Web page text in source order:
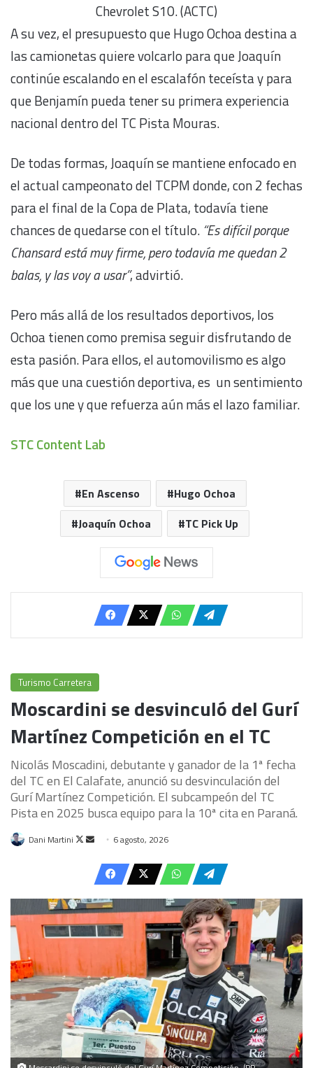
Chevrolet S10. (ACTC)
A su vez, el presupuesto que Hugo Ochoa destina a
las camionetas quiere volcarlo para que Joaquín
continúe escalando en el escalafón teceísta y para
que Benjamín pueda tener su primera experiencia
nacional dentro del TC Pista Mouras.
De todas formas, Joaquín se mantiene enfocado en
el actual campeonato del TCPM donde, con 2 fechas
para el final de la Copa de Plata, todavía tiene
chances de quedarse con el título. “Es difícil porque
Chansard está muy firme, pero todavía me quedan 2
balas, y las voy a usar”, advirtió.
Pero más allá de los resultados deportivos, los
Ochoa tienen como premisa seguir disfrutando de
esta pasión. Para ellos, el automovilismo es algo
más que una cuestión deportiva, es un sentimiento
que los une y que refuerza aún más el lazo familiar.
STC Content Lab
En Ascenso
Hugo Ochoa
Joaquín Ochoa
TC Pick Up